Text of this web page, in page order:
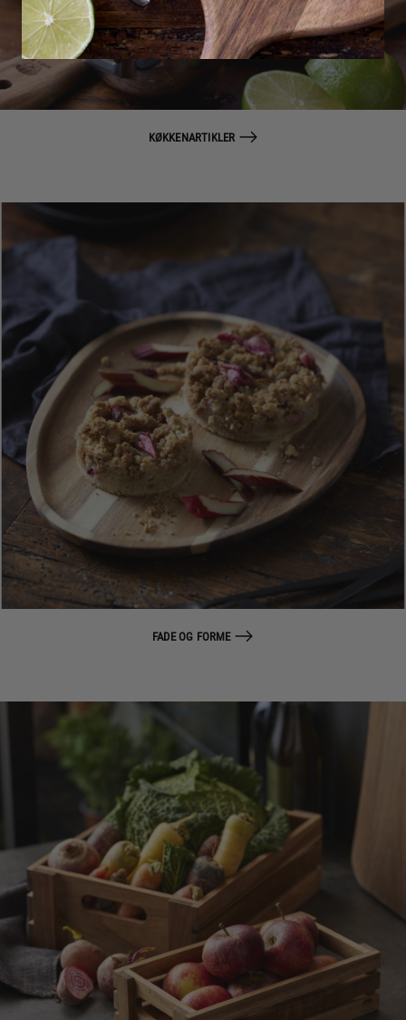
KØKKENARTIKLER
FADE OG FORME